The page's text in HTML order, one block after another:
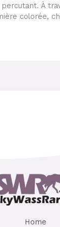
À
colorée,
Home